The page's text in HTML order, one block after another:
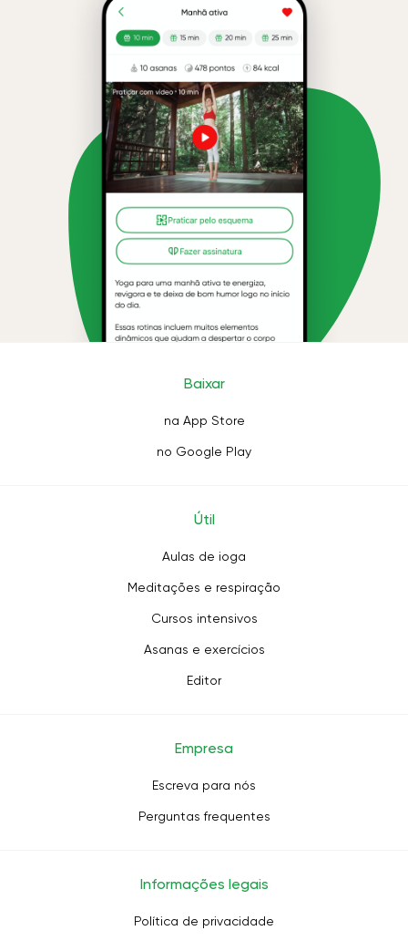
Baixar
na App Store
no Google Play
Útil
Aulas de ioga
Meditações e respiração
Cursos intensivos
Asanas e exercícios
Editor
Empresa
Escreva para nós
Perguntas frequentes
Informações legais
Política de privacidade